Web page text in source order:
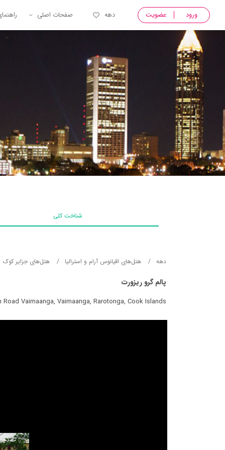
ورود عضویت دهه صفحات اصلی
شناخت کلی
دهه هتل‌های اقیانوس آرام و استرالیا هتل‌های جزایر کوک
پالم گرو ریزورت
Road Vaimaanga, Vaimaanga, Rarotonga, Cook Islands